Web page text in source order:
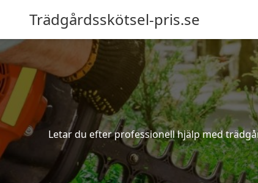
Trädgårdsskötsel-pris.se
Letar du efter professionell hjälp med